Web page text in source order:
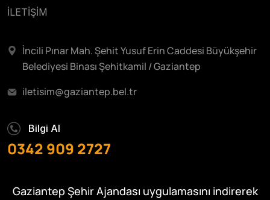
İLETİŞİM
İncili Pınar Mah. Şehit Yusuf Erin Caddesi Büyükşehir
Belediyesi Binası Şehitkamil / Gaziantep
iletisim@gaziantep.bel.tr
Bilgi Al
0342 909 2727
Gaziantep Şehir Ajandası uygulamasını indirerek